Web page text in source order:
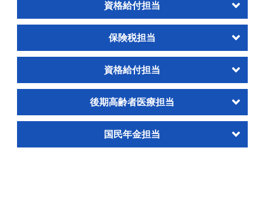
資格給付担当
保険税担当
資格給付担当
後期高齢者医療担当
国民年金担当